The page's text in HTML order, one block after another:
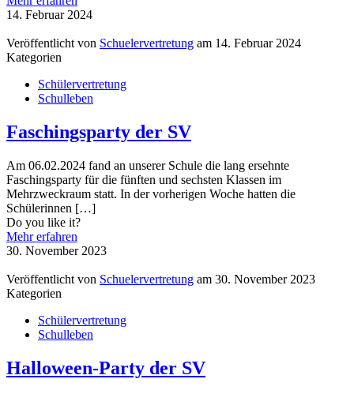
14. Februar 2024
Veröffentlicht von Schuelervertretung am 14. Februar 2024
Kategorien
Schülervertretung
Schulleben
Faschingsparty der SV
Am 06.02.2024 fand an unserer Schule die lang ersehnte
Faschingsparty für die fünften und sechsten Klassen im
Mehrzweckraum statt. In der vorherigen Woche hatten die
Schülerinnen […]
Do you like it?
Mehr erfahren
30. November 2023
Veröffentlicht von Schuelervertretung am 30. November 2023
Kategorien
Schülervertretung
Schulleben
Halloween-Party der SV